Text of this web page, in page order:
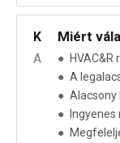
K Miért
A ●
● A
● Alacsony
●
●